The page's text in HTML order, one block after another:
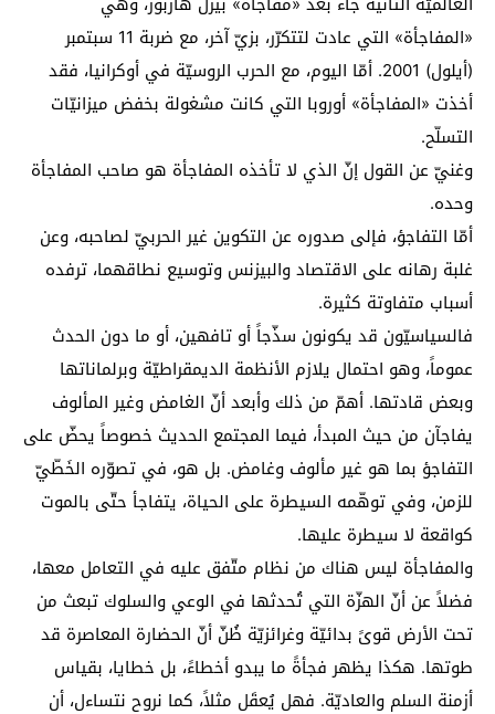
«المفاجأة» التي عادت لتتكرّر، بزيّ آخر، مع ضربة 11 سبتمبر
(أيلول) 2001. أمّا اليوم، مع الحرب الروسيّة في أوكرانيا، فقد
أخذت «المفاجأة» أوروبا التي كانت مشغولة بخفض ميزانيّات
التسلّح.
وغنيّ عن القول إنّ الذي لا تأخذه المفاجأة هو صاحب المفاجأة
وحده.
أمّا التفاجؤ، فإلى صدوره عن التكوين غير الحربيّ لصاحبه، وعن
غلبة رهانه على الاقتصاد والبيزنس وتوسيع نطاقهما، ترفده
أسباب متفاوتة كثيرة.
فالسياسيّون قد يكونون سذّجاً أو تافهين، أو ما دون الحدث
عموماً، وهو احتمال يلازم الأنظمة الديمقراطيّة وبرلماناتها
وبعض قادتها. أهمّ من ذلك وأبعد أنّ الغامض وغير المألوف
يفاجآن من حيث المبدأ، فيما المجتمع الحديث خصوصاً يحضّ على
التفاجؤ بما هو غير مألوف وغامض. بل هو، في تصوّره الخَطّيّ
للزمن، وفي توهّمه السيطرة على الحياة، يتفاجأ حتّى بالموت
كواقعة لا سيطرة عليها.
والمفاجأة ليس هناك من نظام متّفق عليه في التعامل معها،
فضلاً عن أنّ الهزّة التي تُحدثها في الوعي والسلوك تبعث من
تحت الأرض قوىً بدائيّة وغرائزيّة ظُنّ أنّ الحضارة المعاصرة قد
طوتها. هكذا يظهر فجأةً ما يبدو أخطاءً، بل خطايا، بقياس
أزمنة السلم والعاديّة. فهل يُعقَل مثلاً، كما نروح نتساءل، أن